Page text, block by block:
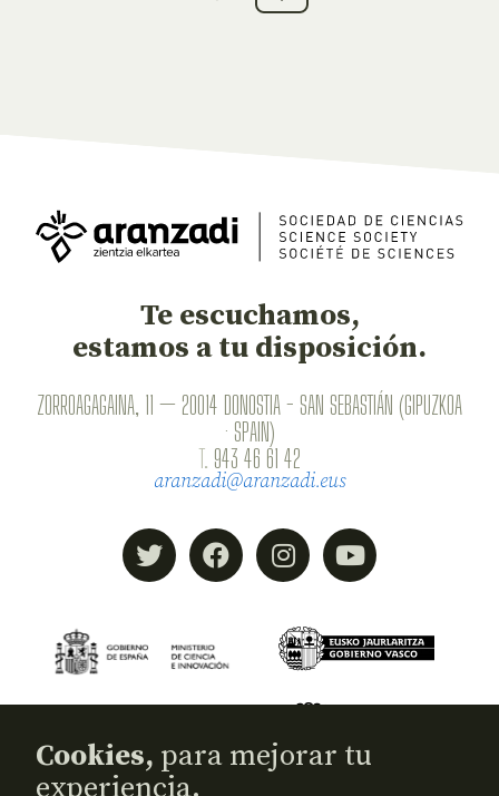
Te escuchamos,
estamos a tu disposición.
ZORROAGAGAINA, 11 — 20014 DONOSTIA - SAN SEBASTIÁN (GIPUZKOA
· SPAIN)
T. 943 46 61 42
aranzadi@aranzadi.eus
Cookies, para mejorar tu